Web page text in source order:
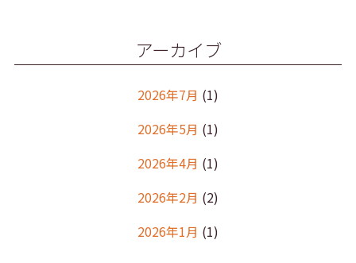
アーカイブ
2026年7月 (1)
2026年5月 (1)
2026年4月 (1)
2026年2月 (2)
2026年1月 (1)